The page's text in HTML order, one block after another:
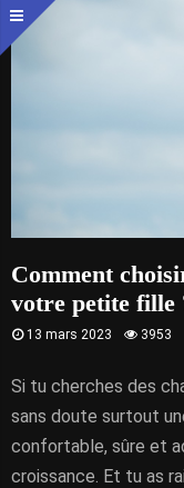
Comment
votre petite fille
13 mars 2023 3953
Si tu cherches des
sans doute surtout
confortable, sûre et
croissance. Et tu as